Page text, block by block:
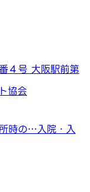
４号 大阪駅前第
協会
時の… 入院・入